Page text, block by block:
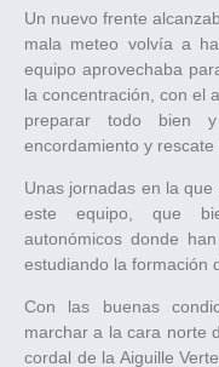
Un nuevo frente
mala meteo volvía a
equipo aprovechaba
la concentración, con el
preparar todo bien
encordamiento y rescate
Unas jornadas en la
este equipo, que
autonómicos donde
estudiando la formación
Con las buenas
marchar a la cara norte
cordal de la Aiguille